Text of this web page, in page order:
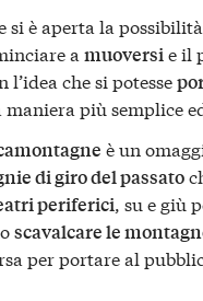
si è aperta la
a muoversie il
l’idea che si potesse
maniera più semplice
è un
di giro del passato
periferici, su e giù
scavalcare le
per portare al